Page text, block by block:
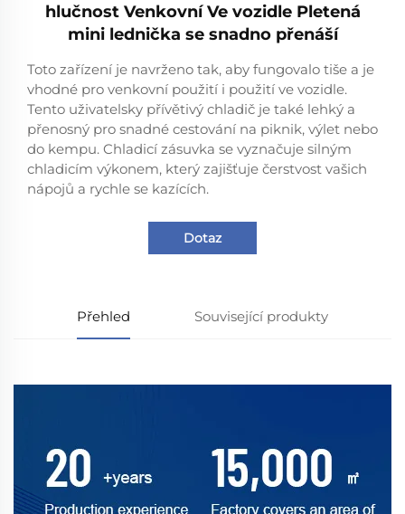
hlučnost Venkovní Ve vozidle Pletená
mini lednička se snadno přenáší
Toto zařízení je navrženo tak, aby fungovalo tiše a je
vhodné pro venkovní použití i použití ve vozidle.
Tento uživatelsky přívětivý chladič je také lehký a
přenosný pro snadné cestování na piknik, výlet nebo
do kempu. Chladicí zásuvka se vyznačuje silným
chladicím výkonem, který zajišťuje čerstvost vašich
nápojů a rychle se kazících.
Dotaz
Přehled Související produkty